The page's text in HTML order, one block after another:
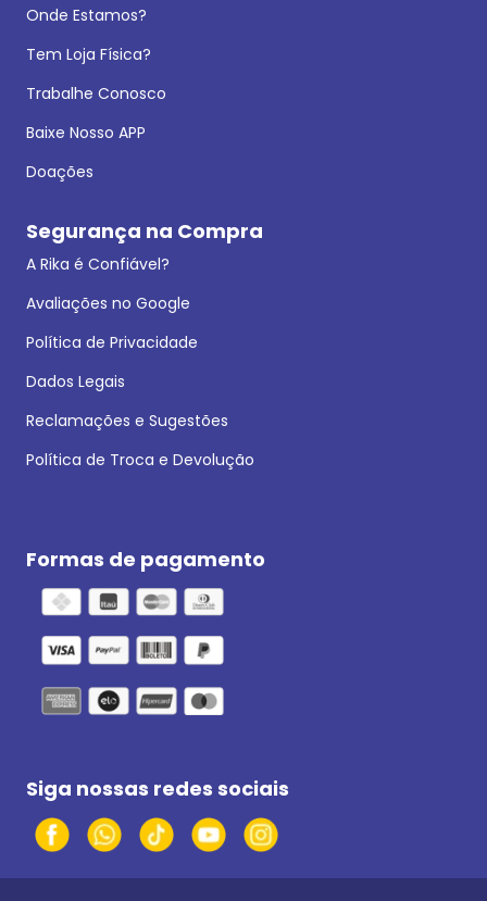
Onde Estamos?
Tem Loja Física?
Trabalhe Conosco
Baixe Nosso APP
Doações
Segurança na Compra
A Rika é Confiável?
Avaliações no Google
Política de Privacidade
Dados Legais
Reclamações e Sugestões
Política de Troca e Devolução
Formas de pagamento
Siga nossas redes sociais